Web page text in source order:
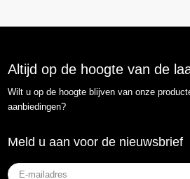
Altijd op de hoogte van de
Wilt u op de hoogte blijven van onze
aanbiedingen?
Meld u aan voor de nieuwsbrief
E-